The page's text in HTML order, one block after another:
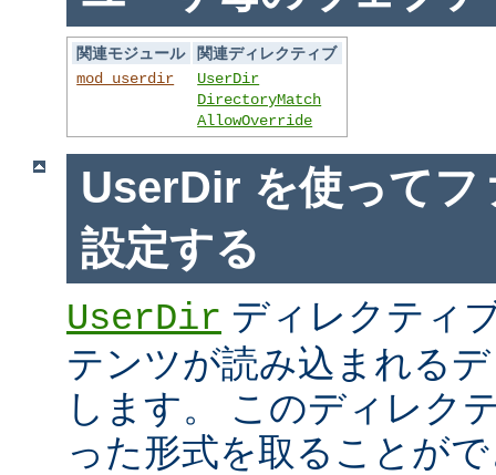
関連モジュール
関連ディレクティブ
mod_userdir
UserDir
DirectoryMatch
AllowOverride
UserDir を使ってフ
設定する
UserDir ディレクティ
テンツが読み込まれる
します。 このディレク
った形式を取ることが